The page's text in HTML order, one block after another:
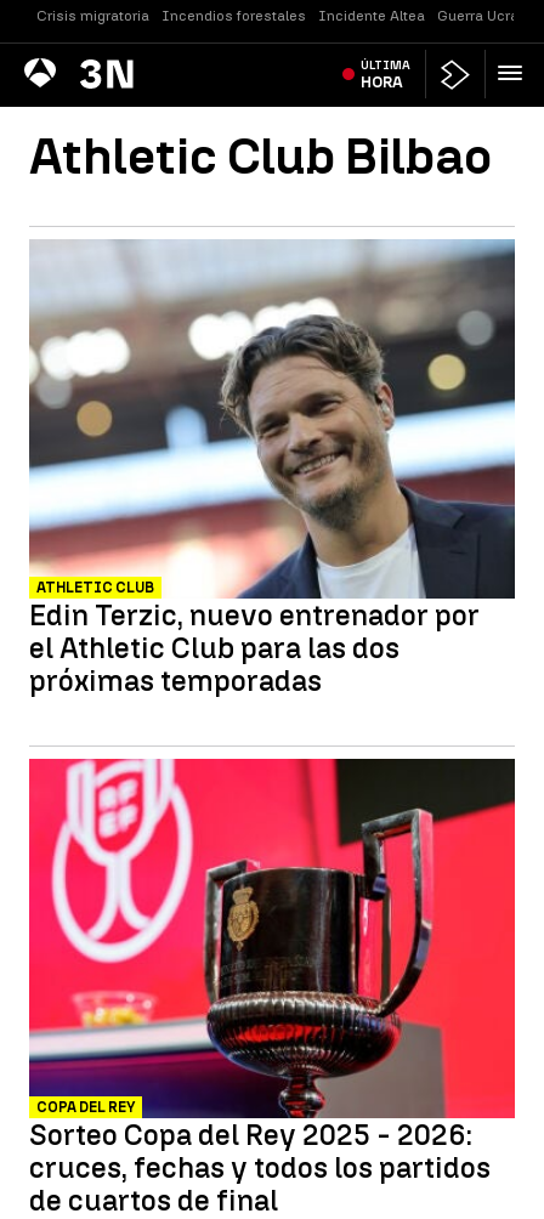
Crisis migratoria Incendios forestales Incidente Altea Guerra Ucrania
Antena
3 Noticias ÚLTIMA
HORA
Athletic Club Bilbao
ATHLETIC CLUB
Edin Terzic, nuevo entrenador por
el Athletic Club para las dos
próximas temporadas
COPA DEL REY
Sorteo Copa del Rey 2025 - 2026:
cruces, fechas y todos los partidos
de cuartos de final